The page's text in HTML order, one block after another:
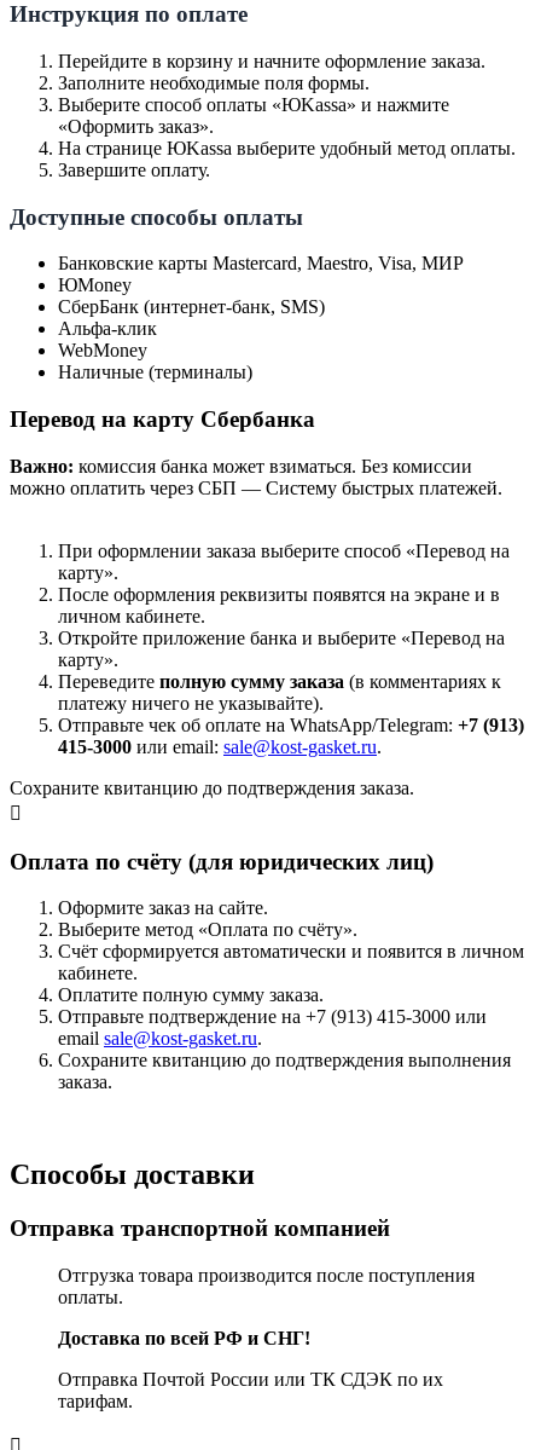
Инструкция по оплате
Перейдите в корзину и начните оформление заказа.
Заполните необходимые поля формы.
Выберите способ оплаты «ЮKassa» и нажмите
«Оформить заказ».
На странице ЮKassa выберите удобный метод оплаты.
Завершите оплату.
Доступные способы оплаты
Банковские карты Mastercard, Maestro, Visa, МИР
ЮMoney
СберБанк (интернет-банк, SMS)
Альфа-клик
WebMoney
Наличные (терминалы)
Перевод на карту Сбербанка
Важно: комиссия банка может взиматься. Без комиссии
можно оплатить через СБП — Систему быстрых платежей.
При оформлении заказа выберите способ «Перевод на
карту».
После оформления реквизиты появятся на экране и в
личном кабинете.
Откройте приложение банка и выберите «Перевод на
карту».
Переведите полную сумму заказа (в комментариях к
платежу ничего не указывайте).
Отправьте чек об оплате на WhatsApp/Telegram: +7 (913)
415-3000 или email: sale@kost-gasket.ru.
Сохраните квитанцию до подтверждения заказа.
Оплата по счёту (для юридических лиц)
Оформите заказ на сайте.
Выберите метод «Оплата по счёту».
Счёт сформируется автоматически и появится в личном
кабинете.
Оплатите полную сумму заказа.
Отправьте подтверждение на +7 (913) 415-3000 или
email sale@kost-gasket.ru.
Сохраните квитанцию до подтверждения выполнения
заказа.
Способы доставки
Отправка транспортной компанией
Отгрузка товара производится после поступления
оплаты.
Доставка по всей РФ и СНГ!
Отправка Почтой России или ТК СДЭК по их
тарифам.